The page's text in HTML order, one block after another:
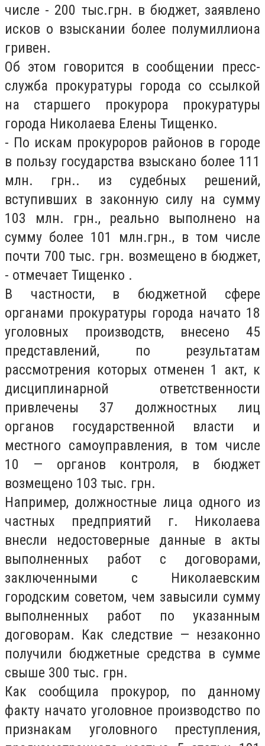
числе - 200 тыс.грн. в бюджет, заявлено
исков о взыскании более полумиллиона
гривен.
Об этом говорится в сообщении пресс-
служба прокуратуры города со ссылкой
на старшего прокурора прокуратуры
города Николаева Елены Тищенко.
- По искам прокуроров районов в городе
в пользу государства взыскано более 111
млн. грн.. из судебных решений,
вступивших в законную силу на сумму
103 млн. грн., реально выполнено на
сумму более 101 млн.грн., в том числе
почти 700 тыс. грн. возмещено в бюджет,
- отмечает Тищенко .
В частности, в бюджетной сфере
органами прокуратуры города начато 18
уголовных производств, внесено 45
представлений, по результатам
рассмотрения которых отменен 1 акт, к
дисциплинарной ответственности
привлечены 37 должностных лиц
органов государственной власти и
местного самоуправления, в том числе
10 — органов контроля, в бюджет
возмещено 103 тыс. грн.
Например, должностные лица одного из
частных предприятий г. Николаева
внесли недостоверные данные в акты
выполненных работ с договорами,
заключенными с Николаевским
городским советом, чем завысили сумму
выполненных работ по указанным
договорам. Как следствие — незаконно
получили бюджетные средства в сумме
свыше 300 тыс. грн.
Как сообщила прокурор, по данному
факту начато уголовное производство по
признакам уголовного преступления,